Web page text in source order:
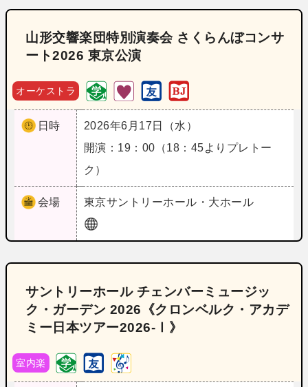
山形交響楽団特別演奏会 さくらんぼコンサ
ート2026 東京公演
オーケストラ
日時
2026年6月17日（水）
開演：19：00（18：45よりプレトー
ク）
会場 東京サントリーホール・大ホール
サントリーホール チェンバーミュージッ
ク・ガーデン 2026《クロンベルク・アカデ
ミー日本ツアー2026-Ⅰ》
室内楽